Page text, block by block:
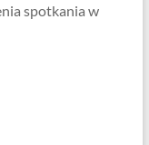
spotkania w